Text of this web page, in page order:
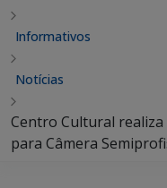
Informativos
Notícias
Centro Cultural
para Câmera